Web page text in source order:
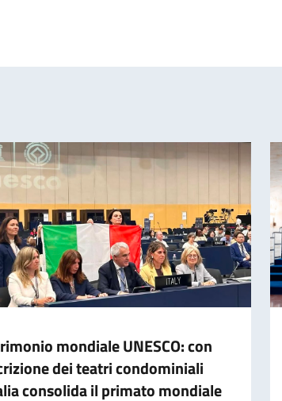
mondiale UNESCO: con
dei teatri condominiali
consolida il primato mondiale